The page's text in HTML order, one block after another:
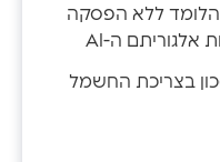
הלומד ללא הפסקה
את הסביבה הממוזגת באמצעות אלגוריתם ה-AI